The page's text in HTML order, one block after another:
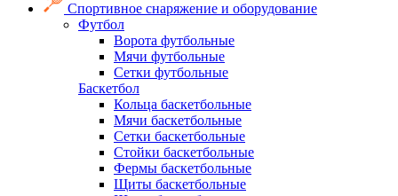
Спортивное снаряжение и оборудование
Футбол
Ворота футбольные
Мячи футбольные
Сетки футбольные
Баскетбол
Кольца баскетбольные
Мячи баскетбольные
Сетки баскетбольные
Стойки баскетбольные
Фермы баскетбольные
Щиты баскетбольные